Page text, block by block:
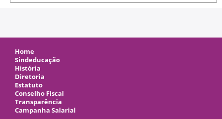
Home
Sindeducação
História
Diretoria
Estatuto
Conselho Fiscal
Transparência
Campanha Salarial